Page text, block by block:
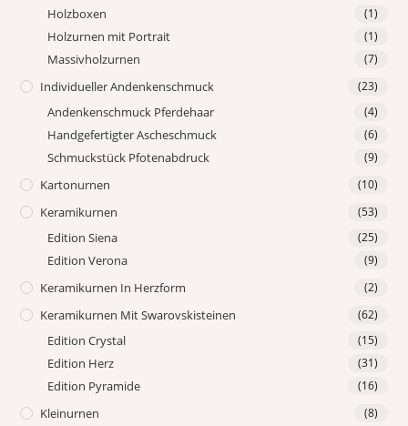
Holzboxen (1)
Holzurnen mit Portrait (1)
Massivholzurnen (7)
Individueller Andenkenschmuck (23)
Andenkenschmuck Pferdehaar (4)
Handgefertigter Ascheschmuck (6)
Schmuckstück Pfotenabdruck (9)
Kartonurnen (10)
Keramikurnen (53)
Edition Siena (25)
Edition Verona (9)
Keramikurnen In Herzform (2)
Keramikurnen Mit Swarovskisteinen (62)
Edition Crystal (15)
Edition Herz (31)
Edition Pyramide (16)
Kleinurnen (8)